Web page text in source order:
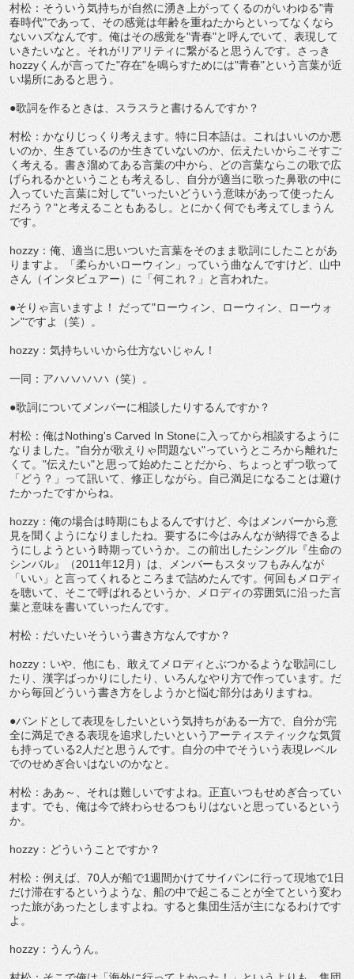
村松：そういう気持ちが自然に湧き上がってくるのがいわゆる"青
春時代"であって、その感覚は年齢を重ねたからといってなくなら
ないハズなんです。俺はその感覚を"青春"と呼んでいて、表現して
いきたいなと。それがリアリティに繋がると思うんです。さっき
hozzyくんが言ってた"存在"を鳴らすためには"青春"という言葉が近
い場所にあると思う。
●歌詞を作るときは、スラスラと書けるんですか？
村松：かなりじっくり考えます。特に日本語は。これはいいのか悪
いのか、生きているのか生きていないのか、伝えたいからこそすご
く考える。書き溜めてある言葉の中から、どの言葉ならこの歌で広
げられるかということも考えるし、自分が適当に歌った鼻歌の中に
入っていた言葉に対して"いったいどういう意味があって使ったん
だろう？"と考えることもあるし。とにかく何でも考えてしまうん
です。
hozzy：俺、適当に思いついた言葉をそのまま歌詞にしたことがあ
りますよ。「柔らかいローウィン」っていう曲なんですけど、山中
さん（インタビュアー）に「何これ？」と言われた。
●そりゃ言いますよ！ だって"ローウィン、ローウィン、ローウォ
ン"ですよ（笑）。
hozzy：気持ちいいから仕方ないじゃん！
一同：アハハハハハ（笑）。
●歌詞についてメンバーに相談したりするんですか？
村松：俺はNothing's Carved In Stoneに入ってから相談するように
なりました。"自分が歌えりゃ問題ない"っていうところから離れた
くて。"伝えたい"と思って始めたことだから、ちょっとずつ歌って
「どう？」って訊いて、修正しながら。自己満足になることは避け
たかったですからね。
hozzy：俺の場合は時期にもよるんですけど、今はメンバーから意
見を聞くようになりましたね。要するに今はみんなが納得できるよ
うにしようという時期っていうか。この前出したシングル『生命の
シンバル』（2011年12月）は、メンバーもスタッフもみんなが
「いい」と言ってくれるところまで詰めたんです。何回もメロディ
を聴いて、そこで呼ばれるというか、メロディの雰囲気に沿った言
葉と意味を書いていったんです。
村松：だいたいそういう書き方なんですか？
hozzy：いや、他にも、敢えてメロディとぶつかるような歌詞にし
たり、漢字ばっかりにしたり、いろんなやり方で作っています。だ
から毎回どういう書き方をしようかと悩む部分はありますね。
●バンドとして表現をしたいという気持ちがある一方で、自分が完
全に満足できる表現を追求したいというアーティスティックな気質
も持っている2人だと思うんです。自分の中でそういう表現レベル
でのせめぎ合いはないのかなと。
村松：ああ～、それは難しいですよね。正直いつもせめぎ合ってい
ます。でも、俺は今で終わらせるつもりはないと思っているという
か。
hozzy：どういうことですか？
村松：例えば、70人が船で1週間かけてサイパンに行って現地で1日
だけ滞在するというような、船の中で起こることが全てという変わ
った旅があったとしますよね。すると集団生活が主になるわけです
よ。
hozzy：うんうん。